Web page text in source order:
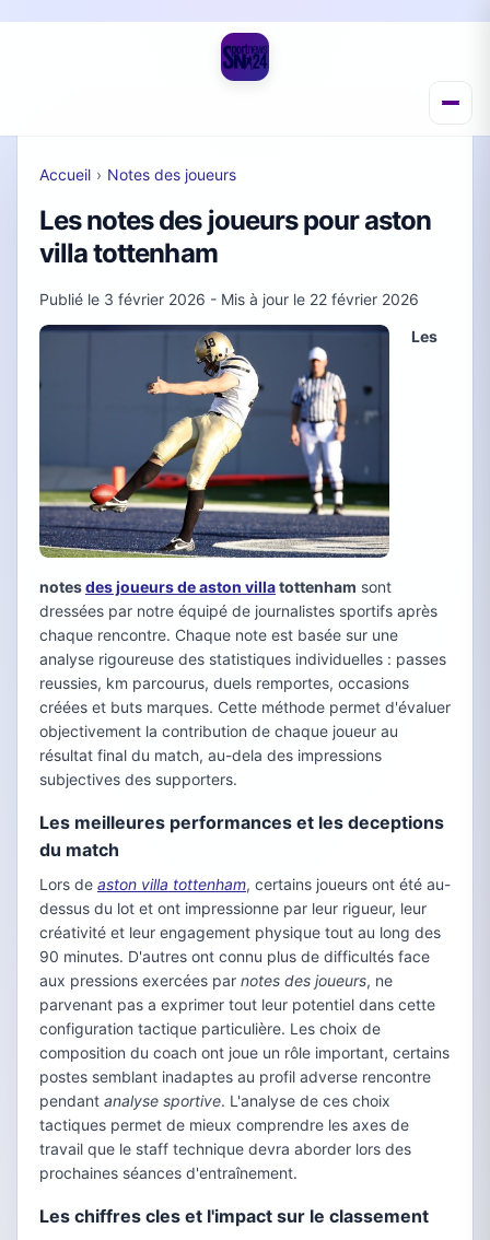
Accueil › Notes des joueurs
Les notes des joueurs pour aston
villa tottenham
Publié le 3 février 2026 - Mis à jour le 22 février 2026
Les
notesdes joueurs de aston villatottenham sont
dressées par notre équipé de journalistes sportifs après
chaque rencontre. Chaque note est basée sur une
analyse rigoureuse des statistiques individuelles : passes
reussies, km parcourus, duels remportes, occasions
créées et buts marques. Cette méthode permet d'évaluer
objectivement la contribution de chaque joueur au
résultat final du match, au-dela des impressions
subjectives des supporters.
Les meilleures performances et les deceptions
du match
Lors de aston villa tottenham, certains joueurs ont été au-
dessus du lot et ont impressionne par leur rigueur, leur
créativité et leur engagement physique tout au long des
90 minutes. D'autres ont connu plus de difficultés face
aux pressions exercées par notes des joueurs, ne
parvenant pas a exprimer tout leur potentiel dans cette
configuration tactique particulière. Les choix de
composition du coach ont joue un rôle important, certains
postes semblant inadaptes au profil adverse rencontre
pendant analyse sportive. L'analyse de ces choix
tactiques permet de mieux comprendre les axes de
travail que le staff technique devra aborder lors des
prochaines séances d'entraînement.
Les chiffres cles et l'impact sur le classement